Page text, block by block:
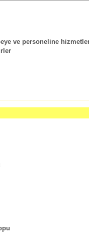
ve personeline